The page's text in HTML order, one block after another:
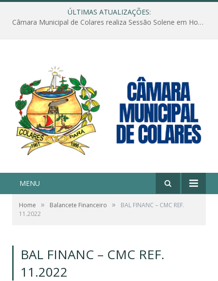
ÚLTIMAS ATUALIZAÇÕES:
Câmara Municipal de Colares realiza Sessão Solene em Homenagem ao Dia das Mães
MENU
Home » Balancete Financeiro »
BAL FINANC – CMC REF.
11.2022
BAL FINANC – CMC REF.
11.2022